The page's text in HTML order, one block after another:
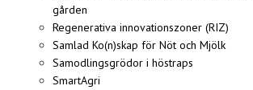
gården
Regenerativa innovationszoner (RIZ)
Samlad Ko(n)skap för Nöt och Mjölk
Samodlingsgrödor i höstraps
SmartAgri